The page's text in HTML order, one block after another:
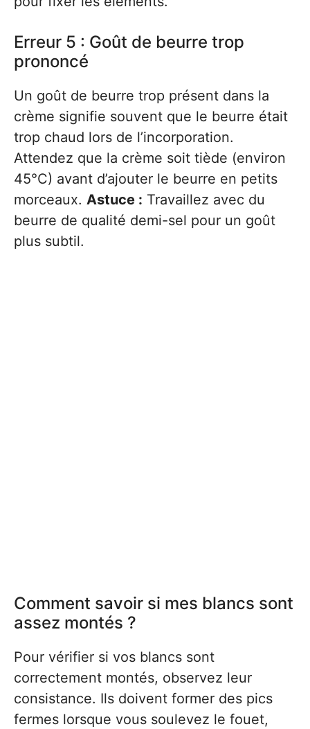
Erreur 5 : Goût de beurre trop
prononcé
Un goût de beurre trop présent dans la
crème signifie souvent que le beurre était
trop chaud lors de l’incorporation.
Attendez que la crème soit tiède (environ
45°C) avant d’ajouter le beurre en petits
morceaux. Astuce : Travaillez avec du
beurre de qualité demi-sel pour un goût
plus subtil.
Comment savoir si mes blancs sont
assez montés ?
Pour vérifier si vos blancs sont
correctement montés, observez leur
consistance. Ils doivent former des pics
fermes lorsque vous soulevez le fouet,